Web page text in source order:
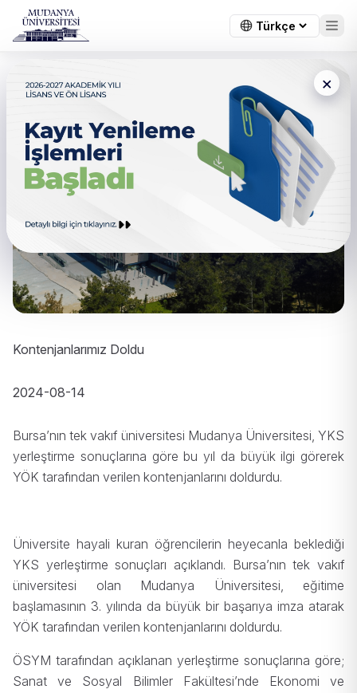
×
Kontenjanlarımız Doldu
Kontenjanlarımız Doldu
2024-08-14
Bursa’nın tek vakıf üniversitesi Mudanya Üniversitesi, YKS
yerleştirme sonuçlarına göre bu yıl da büyük ilgi görerek
YÖK tarafından verilen kontenjanlarını doldurdu.
Üniversite hayali kuran öğrencilerin heyecanla beklediği
YKS yerleştirme sonuçları açıklandı. Bursa’nın tek vakıf
üniversitesi olan Mudanya Üniversitesi, eğitime
başlamasının 3. yılında da büyük bir başarıya imza atarak
YÖK tarafından verilen kontenjanlarını doldurdu.
ÖSYM tarafından açıklanan yerleştirme sonuçlarına göre;
Sanat ve Sosyal Bilimler Fakültesi’nde Ekonomi ve